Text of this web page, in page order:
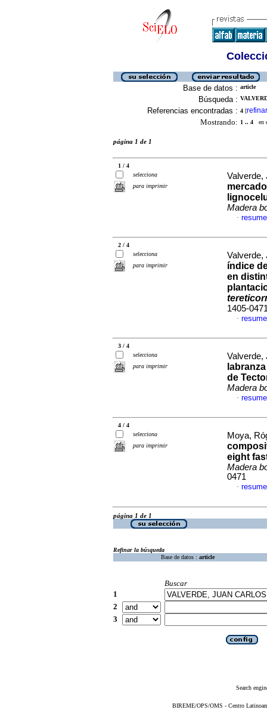
Base de datos : article
Búsqueda :
Referencias encontradas : 4 [refinar
Mostrando: 1 .. 4 en
página 1 de 1
1 / 4
selecciona
para imprimir
Valverde,
Madera
·
2 / 4
selecciona
para imprimir
Valverde,
índice
en
1405-
·
3 / 4
selecciona
para imprimir
Valverde,
de
Madera
·
4 / 4
selecciona
para imprimir
Moya,
eight
Madera
0471
·
página 1 de 1
Refinar la búsqueda
Base de datos : article
Buscar
1
2
3
Search
BIREME/OPS/OMS - Centro